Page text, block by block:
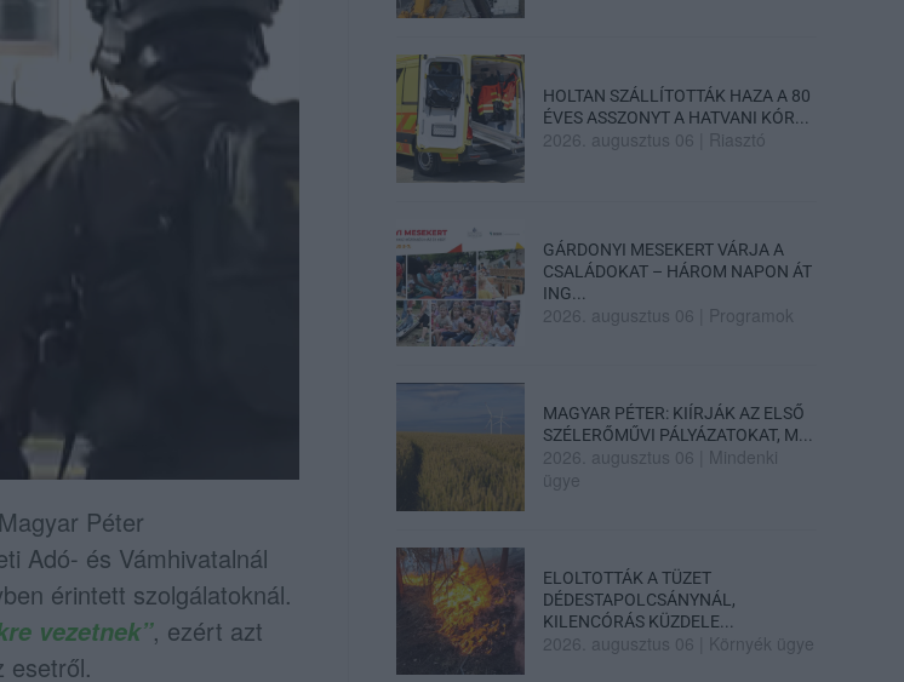
Péter
Adó- és Vámhivatalnál
érintett szolgálatoknál.
vezetnek”, ezért azt
esetről.
HOLTAN SZÁLLÍTOTTÁK HAZA A 80
ÉVES ASSZONYT A HATVANI KÓR...
2026. augusztus 06 Riasztó
GÁRDONYI MESEKERT VÁRJA A
CSALÁDOKAT – HÁROM NAPON ÁT
ING...
2026. augusztus 06 Programok
MAGYAR PÉTER: KIÍRJÁK AZ ELSŐ
SZÉLERŐMŰVI PÁLYÁZATOKAT, M...
2026. augusztus 06
Mindenki
ügye
ELOLTOTTÁK A TÜZET
DÉDESTAPOLCSÁNYNÁL,
KILENCÓRÁS KÜZDELE...
2026. augusztus 06 Környék ügye